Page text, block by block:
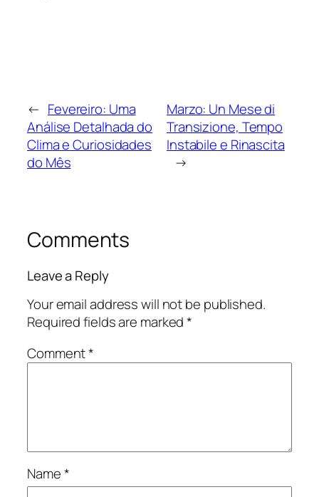
← Fevereiro: Uma
Análise Detalhada do
Clima e Curiosidades
do Mês
Marzo: Un Mese di
Transizione, Tempo
Instabile e Rinascita
→
Comments
Leave a Reply
Your email address will not be published.
Required fields are marked*
Comment*
Name*